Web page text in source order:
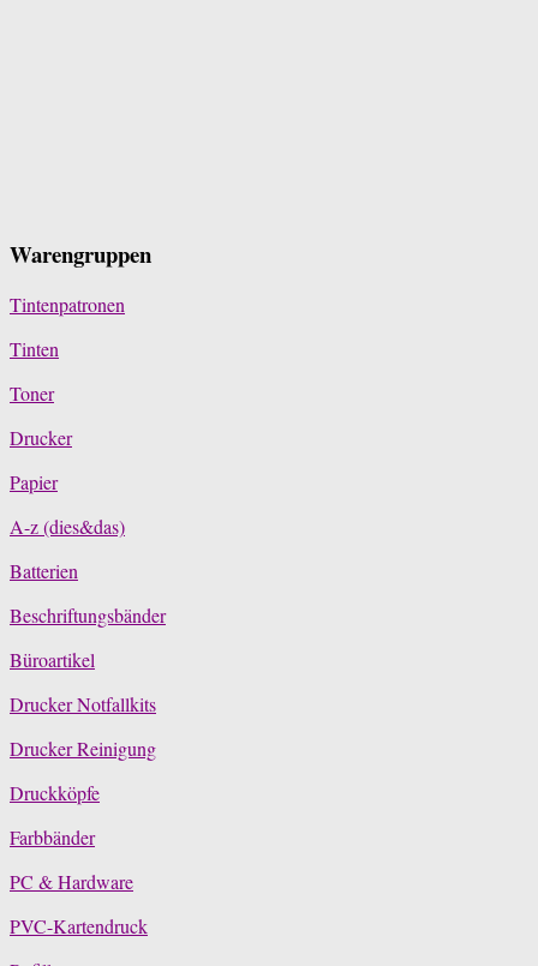
Warengruppen
Tintenpatronen
Tinten
Toner
Drucker
Papier
A-z (dies&das)
Batterien
Beschriftungsbänder
Büroartikel
Drucker Notfallkits
Drucker Reinigung
Druckköpfe
Farbbänder
PC & Hardware
PVC-Kartendruck